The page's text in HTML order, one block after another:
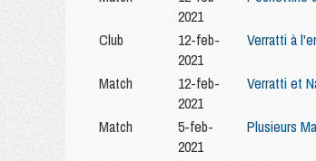
2021
Club
12-feb-
2021
Verratti à
Match
12-feb-
2021
Verratti et
Match
5-feb-
2021
Plusieurs